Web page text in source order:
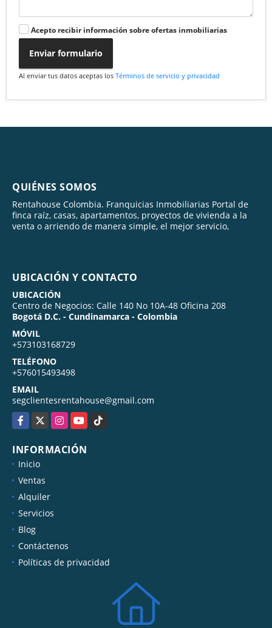
Acepto recibir información sobre ofertas inmobiliarias
Enviar formulario
Al enviar tus datos aceptas los Términos de servicio y privacidad
QUIÉNES SOMOS
Rentahouse Colombia. Franquicias Inmobiliarias Portal de
finca raíz, casas, apartamentos, proyectos de vivienda a la
venta o arriendo de manera simple, el mejor servicio,
UBICACIÓN Y CONTACTO
UBICACIÓN
Centro de Negocios: Calle 140 No 10A-48 Oficina 208
Bogotá D.C. - Cundinamarca - Colombia
MÓVIL
+573103168729
TELÉFONO
+576015493498
EMAIL
segclientesrentahouse@gmail.com
Facebook
X InstagramYouTubeTikTok
INFORMACIÓN
Inicio
Ventas
Alquiler
Servicios
Blog
Contáctenos
Políticas de privacidad